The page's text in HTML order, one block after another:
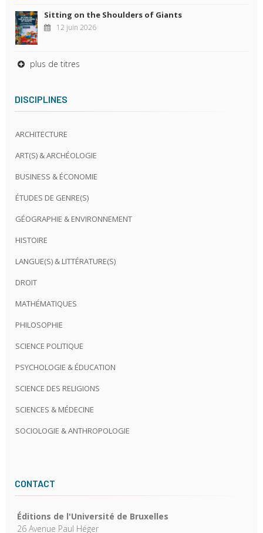
Sitting on the Shoulders of Giants
12 juin 2026
plus de titres
DISCIPLINES
ARCHITECTURE
ART(S) & ARCHÉOLOGIE
BUSINESS & ÉCONOMIE
ÉTUDES DE GENRE(S)
GÉOGRAPHIE & ENVIRONNEMENT
HISTOIRE
LANGUE(S) & LITTÉRATURE(S)
DROIT
MATHÉMATIQUES
PHILOSOPHIE
SCIENCE POLITIQUE
PSYCHOLOGIE & ÉDUCATION
SCIENCE DES RELIGIONS
SCIENCES & MÉDECINE
SOCIOLOGIE & ANTHROPOLOGIE
CONTACT
Éditions de l'Université de Bruxelles
26 Avenue Paul Héger